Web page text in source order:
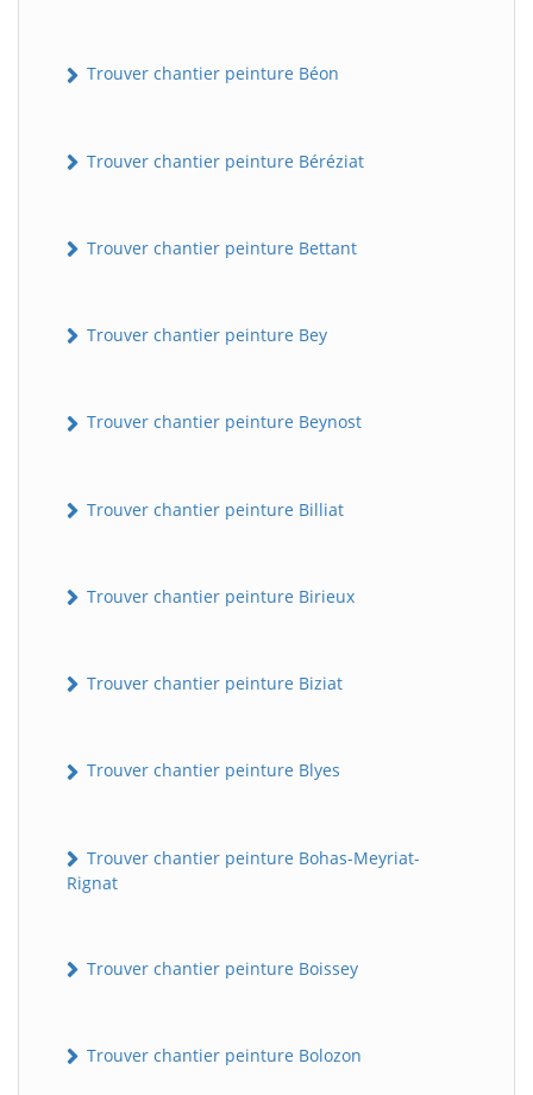
Trouver chantier peinture Béon
Trouver chantier peinture Béréziat
Trouver chantier peinture Bettant
Trouver chantier peinture Bey
Trouver chantier peinture Beynost
Trouver chantier peinture Billiat
Trouver chantier peinture Birieux
Trouver chantier peinture Biziat
Trouver chantier peinture Blyes
Trouver chantier peinture Bohas-Meyriat-
Rignat
Trouver chantier peinture Boissey
Trouver chantier peinture Bolozon